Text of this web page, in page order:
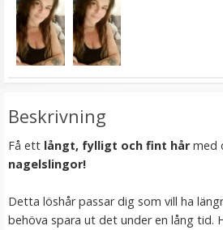
Beskrivning
Få ett långt, fylligt och fint hår med
nagelslingor!
Detta löshår passar dig som vill ha
behöva spara ut det under en lång tid.